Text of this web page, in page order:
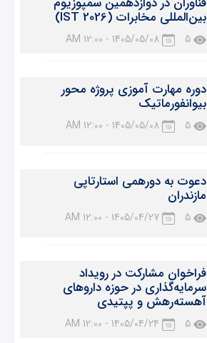
بین‌المللی مخابرات (IST 2026)
5
1405/05/08 - 12:00 AM
دوره مهارت آموزی پروژه محور
بیوانفورماتیک
5
1405/05/08 - 12:00 AM
دعوت به دورهمی استارتاپی
مازندران
5
1405/04/27 - 12:00 AM
فراخوان مشارکت در رویداد
سرمایه‌گذاری در حوزه داروهای
آهسته‌رهش و پپتیدی
5
1405/04/24 - 12:00 AM